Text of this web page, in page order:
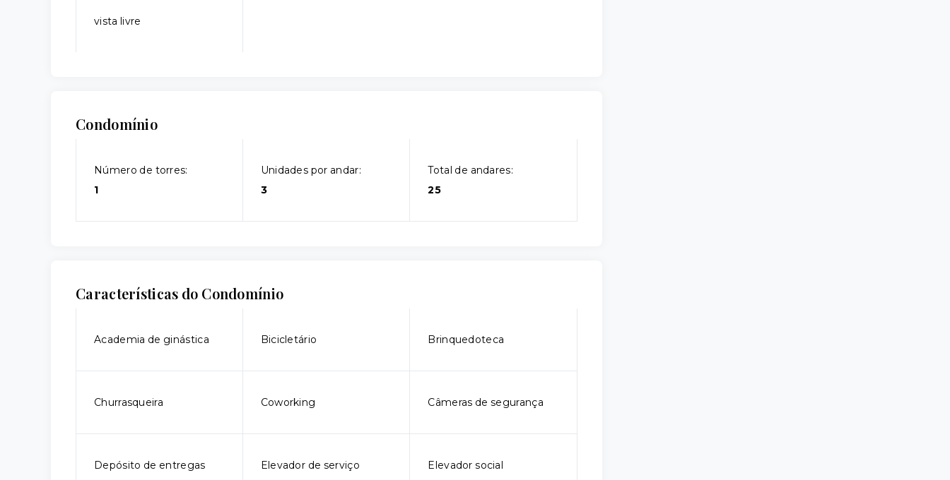
vista livre
Condomínio
Número de torres:
1
Unidades por andar:
3
Total de andares:
25
Características do Condomínio
Academia de ginástica Bicicletário Brinquedoteca
Churrasqueira Coworking Câmeras de segurança
Depósito de entregas Elevador de serviço Elevador social